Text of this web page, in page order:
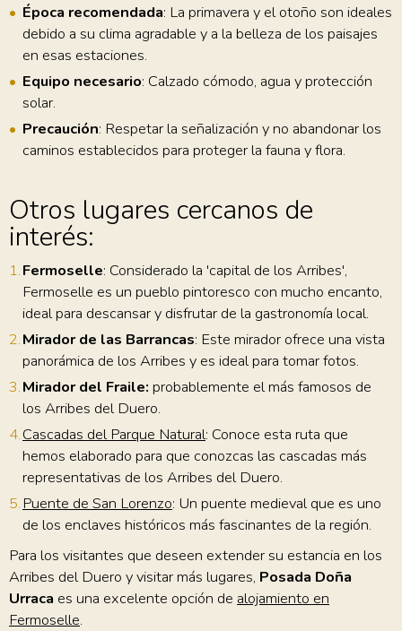
Época recomendada: La primavera y el otoño son ideales
debido a su clima agradable y a la belleza de los paisajes
en esas estaciones.
Equipo necesario: Calzado cómodo, agua y protección
solar.
Precaución: Respetar la señalización y no abandonar los
caminos establecidos para proteger la fauna y flora.
Otros lugares cercanos de
interés:
Fermoselle: Considerado la 'capital de los Arribes',
Fermoselle es un pueblo pintoresco con mucho encanto,
ideal para descansar y disfrutar de la gastronomía local.
Mirador de las Barrancas: Este mirador ofrece una vista
panorámica de los Arribes y es ideal para tomar fotos.
Mirador del Fraile: probablemente el más famosos de
los Arribes del Duero.
Cascadas del Parque Natural: Conoce esta ruta que
hemos elaborado para que conozcas las cascadas más
representativas de los Arribes del Duero.
Puente de San Lorenzo: Un puente medieval que es uno
de los enclaves históricos más fascinantes de la región.
Para los visitantes que deseen extender su estancia en los
Arribes del Duero y visitar más lugares, Posada Doña
Urraca es una excelente opción de alojamiento en
Fermoselle.